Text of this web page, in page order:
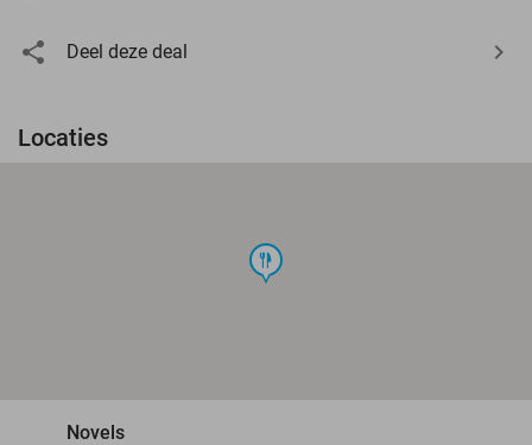
Deel deze deal
Locaties
food
Novels